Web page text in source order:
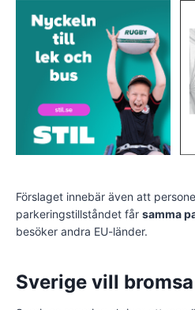
Förslaget innebär även att
parkeringstillståndet får samma
besöker andra EU-länder.
Sverige vill